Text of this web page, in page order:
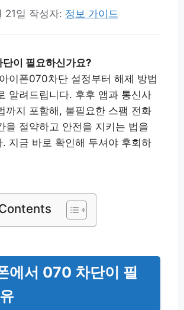
21일 작성자: 정보 가이드
이 필요하신가요?
이폰070차단 설정부터 해제 방법
알려드립니다. 후후 앱과 통신사
까지 포함해, 불필요한 스팸 전화
을 절약하고 안전을 지키는 법을
. 지금 바로 확인해 두셔야 후회하
에서 070 차단이 필